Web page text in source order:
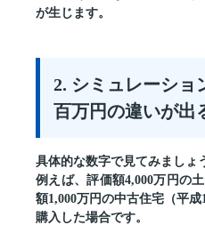
が生じます。
2. シミュレーショ
百万円の違いが出
具体的な数字で見てみましょ
例えば、評価額4,000万円の
額1,000万円の中古住宅（平
購入した場合です。